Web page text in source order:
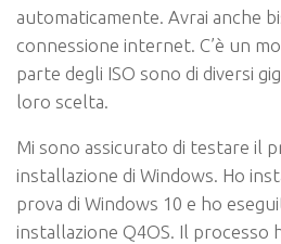
automaticamente. Avrai anche
connessione internet. C’è un
parte degli ISO sono di diversi
loro scelta.
Mi sono assicurato di testare il
installazione di Windows. Ho
prova di Windows 10 e ho
installazione Q4OS. Il processo